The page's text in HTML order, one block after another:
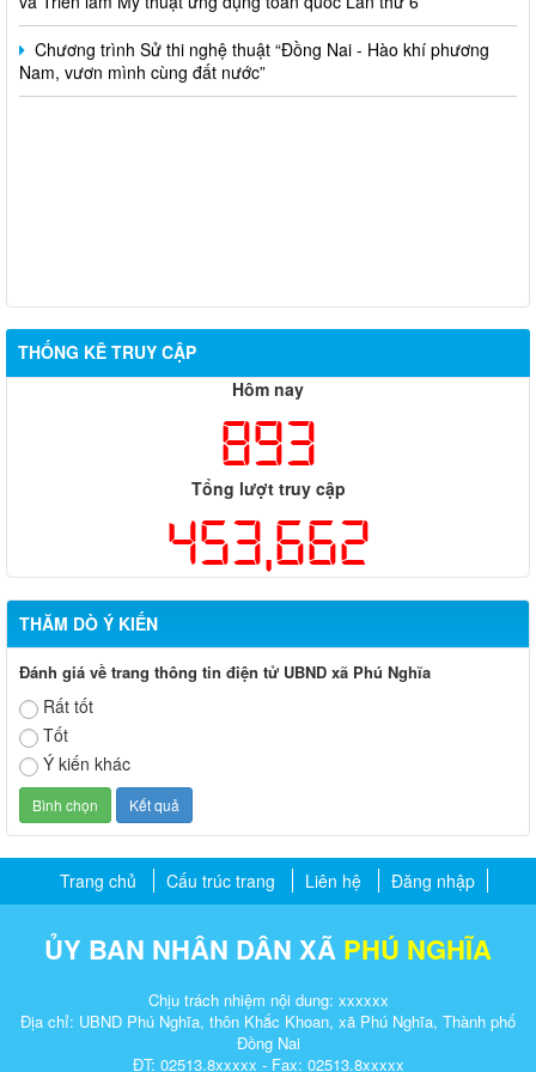
Chương trình Sử thi nghệ thuật “Đồng Nai - Hào khí phương
Nam, vươn mình cùng đất nước”
THỐNG KÊ TRUY CẬP
Hôm nay
893
Tổng lượt truy cập
453,662
THĂM DÒ Ý KIẾN
Đánh giá về trang thông tin điện tử UBND xã Phú Nghĩa
Rất tốt
Tốt
Ý kiến khác
Trang chủ Cấu trúc trang Liên hệ Đăng nhập
ỦY BAN NHÂN DÂN XÃ PHÚ NGHĨA
Chịu trách nhiệm nội dung: xxxxxx
Địa chỉ: UBND Phú Nghĩa, thôn Khắc Khoan, xã Phú Nghĩa, Thành phố
Đồng Nai
ĐT: 02513.8xxxxx - Fax: 02513.8xxxxx